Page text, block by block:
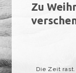
Zu
Die Zeit rast.